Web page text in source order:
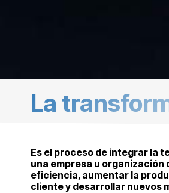
La
Es el proceso de integrar la
una empresa u organización
eficiencia, aumentar la
cliente y desarrollar nuevos